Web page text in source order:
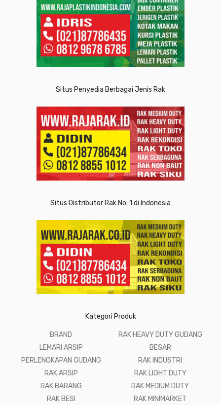
Situs Penyedia Berbagai Jenis Rak
Situs Distributor Rak No. 1 di Indonesia
Kategori Produk
BRAND
LEMARI ARSIP
PERLENGKAPAN GUDANG
RAK ARSIP
RAK BARANG
RAK BESI
RAK HEAVY DUTY GUDANG
BESAR
RAK INDUSTRI
RAK LIGHT DUTY
RAK MEDIUM DUTY
RAK MINIMARKET